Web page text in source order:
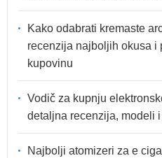
Kako odabrati kremaste
recenzija najboljih okusa i
kupovinu
Vodič za kupnju
detaljna recenzija, modeli
Najbolji atomizeri za e